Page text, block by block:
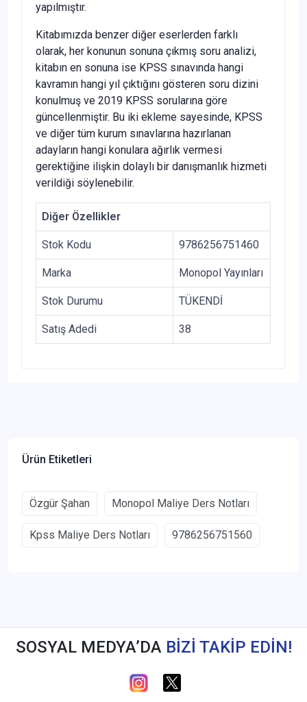
yapılmıştır.
Kitabımızda benzer diğer eserlerden farklı
olarak, her konunun sonuna çıkmış soru analizi,
kitabın en sonuna ise KPSS sınavında hangi
kavramın hangi yıl çıktığını gösteren soru dizini
konulmuş ve 2019 KPSS sorularına göre
güncellenmiştir. Bu iki ekleme sayesinde, KPSS
ve diğer tüm kurum sınavlarına hazırlanan
adayların hangi konulara ağırlık vermesi
gerektiğine ilişkin dolaylı bir danışmanlık hizmeti
verildiği söylenebilir.
Diğer Özellikler
Stok Kodu 9786256751460
Marka Monopol Yayınları
Stok Durumu TÜKENDİ
Satış Adedi 38
Ürün Etiketleri
Özgür Şahan Monopol Maliye Ders Notları
Kpss Maliye Ders Notları 9786256751560
SOSYAL MEDYA’DA BİZİ TAKİP EDİN!